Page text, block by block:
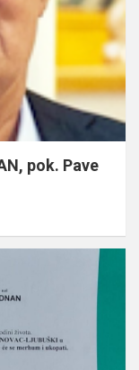
pok. Pave